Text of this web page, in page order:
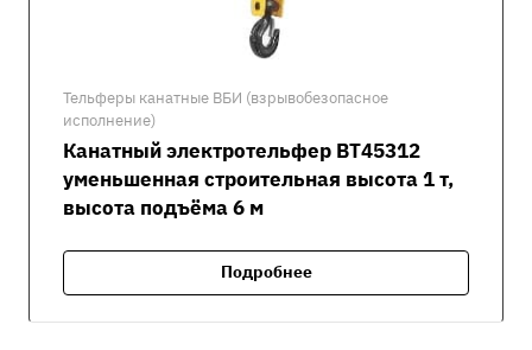
Тельферы канатные ВБИ (взрывобезопасное
исполнение)
Канатный электротельфер ВТ45312
уменьшенная строительная высота 1 т,
высота подъёма 6 м
Подробнее